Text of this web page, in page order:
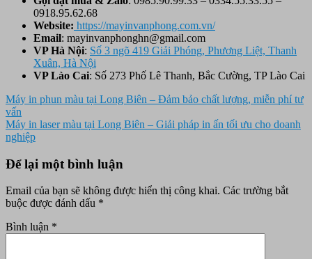
0918.95.62.68
Website: https://mayinvanphong.com.vn/
Email: mayinvanphonghn@gmail.com
VP Hà Nội: Số 3 ngõ 419 Giải Phóng, Phương Liệt, Thanh
Xuân, Hà Nội
VP Lào Cai: Số 273 Phố Lê Thanh, Bắc Cường, TP Lào Cai
Điều
hướng
bài
viết
Máy in phun màu tại Long Biên – Đảm bảo chất lượng, miễn phí tư
vấn
Máy in laser màu tại Long Biên – Giải pháp in ấn tối ưu cho doanh
nghiệp
Để lại một bình luận
Email của bạn sẽ không được hiển thị công khai. Các trường bắt
buộc được đánh dấu *
Bình luận *